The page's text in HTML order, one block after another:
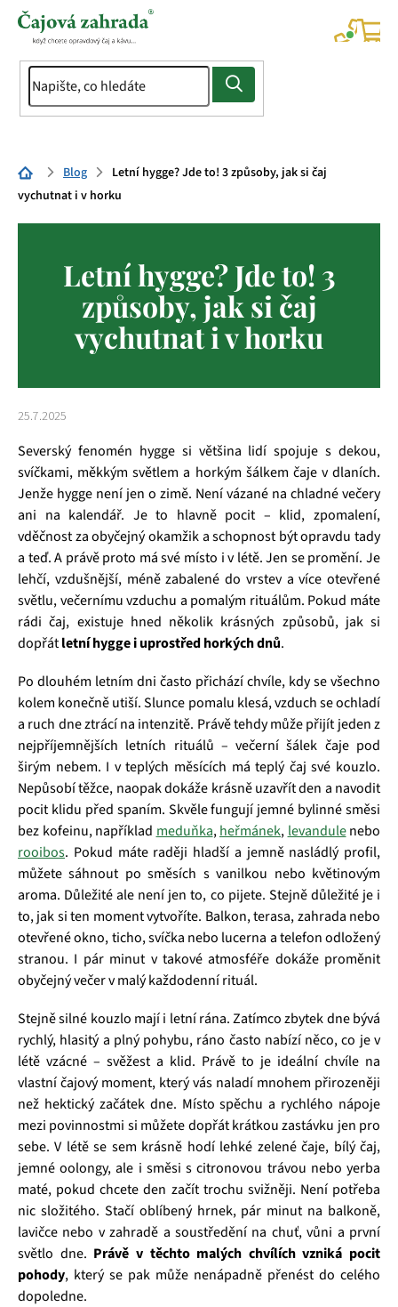
Přejít
Domů Blog
Letní hygge? Jde to! 3 způsoby, jak si čaj
vychutnat i v horku
Letní hygge? Jde to! 3
způsoby, jak si čaj
vychutnat i v horku
25.7.2025
Severský fenomén hygge si většina lidí spojuje s dekou,
svíčkami, měkkým světlem a horkým šálkem čaje v dlaních.
Jenže hygge není jen o zimě. Není vázané na chladné večery
ani na kalendář. Je to hlavně pocit – klid, zpomalení,
vděčnost za obyčejný okamžik a schopnost být opravdu tady
a teď. A právě proto má své místo i v létě. Jen se promění. Je
lehčí, vzdušnější, méně zabalené do vrstev a více otevřené
světlu, večernímu vzduchu a pomalým rituálům. Pokud máte
rádi čaj, existuje hned několik krásných způsobů, jak si
dopřátletní hygge i uprostřed horkých dnů.
Po dlouhém letním dni často přichází chvíle, kdy se všechno
kolem konečně utiší. Slunce pomalu klesá, vzduch se ochladí
a ruch dne ztrácí na intenzitě. Právě tehdy může přijít jeden z
nejpříjemnějších letních rituálů – večerní šálek čaje pod
širým nebem. I v teplých měsících má teplý čaj své kouzlo.
Nepůsobí těžce, naopak dokáže krásně uzavřít den a navodit
pocit klidu před spaním. Skvěle fungují jemné bylinné směsi
bez kofeinu, například meduňka,heřmánek, levandulenebo
rooibos. Pokud máte raději hladší a jemně nasládlý profil,
můžete sáhnout po směsích s vanilkou nebo květinovým
aroma. Důležité ale není jen to, co pijete. Stejně důležité je i
to, jak si ten moment vytvoříte. Balkon, terasa, zahrada nebo
otevřené okno, ticho, svíčka nebo lucerna a telefon odložený
stranou. I pár minut v takové atmosféře dokáže proměnit
obyčejný večer v malý každodenní rituál.
Stejně silné kouzlo mají i letní rána. Zatímco zbytek dne bývá
rychlý, hlasitý a plný pohybu, ráno často nabízí něco, co je v
létě vzácné – svěžest a klid. Právě to je ideální chvíle na
vlastní čajový moment, který vás naladí mnohem přirozeněji
než hektický začátek dne. Místo spěchu a rychlého nápoje
mezi povinnostmi si můžete dopřát krátkou zastávku jen pro
sebe. V létě se sem krásně hodí lehké zelené čaje, bílý čaj,
jemné oolongy, ale i směsi s citronovou trávou nebo yerba
maté, pokud chcete den začít trochu svižněji. Není potřeba
nic složitého. Stačí oblíbený hrnek, pár minut na balkoně,
lavičce nebo v zahradě a soustředění na chuť, vůni a první
světlo dne. Právě v těchto malých chvílích vzniká pocit
pohody, který se pak může nenápadně přenést do celého
dopoledne.